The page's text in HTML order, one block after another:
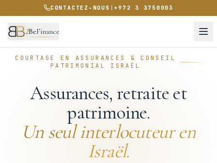
CONTACTEZ‑NOUS +972 3 3750003
2BeFinance
COURTAGE EN ASSURANCES & CONSEIL
PATRIMONIAL ISRAËL
Assurances, retraite et
patrimoine.
Un seul interlocuteur en
Israël.